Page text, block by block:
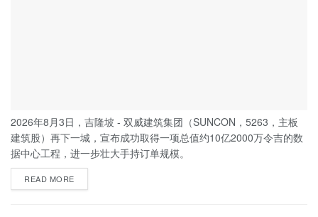
2026年8月3日，吉隆坡 - 双威建筑集团（SUNCON，5263，主板
建筑股）再下一城，宣布成功取得一项总值约10亿2000万令吉的数
据中心工程，进一步壮大手持订单规模。
READ MORE